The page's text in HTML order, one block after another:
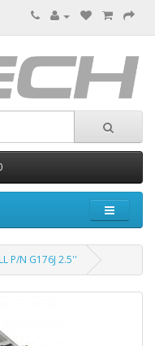
P/N G176J 2.5''